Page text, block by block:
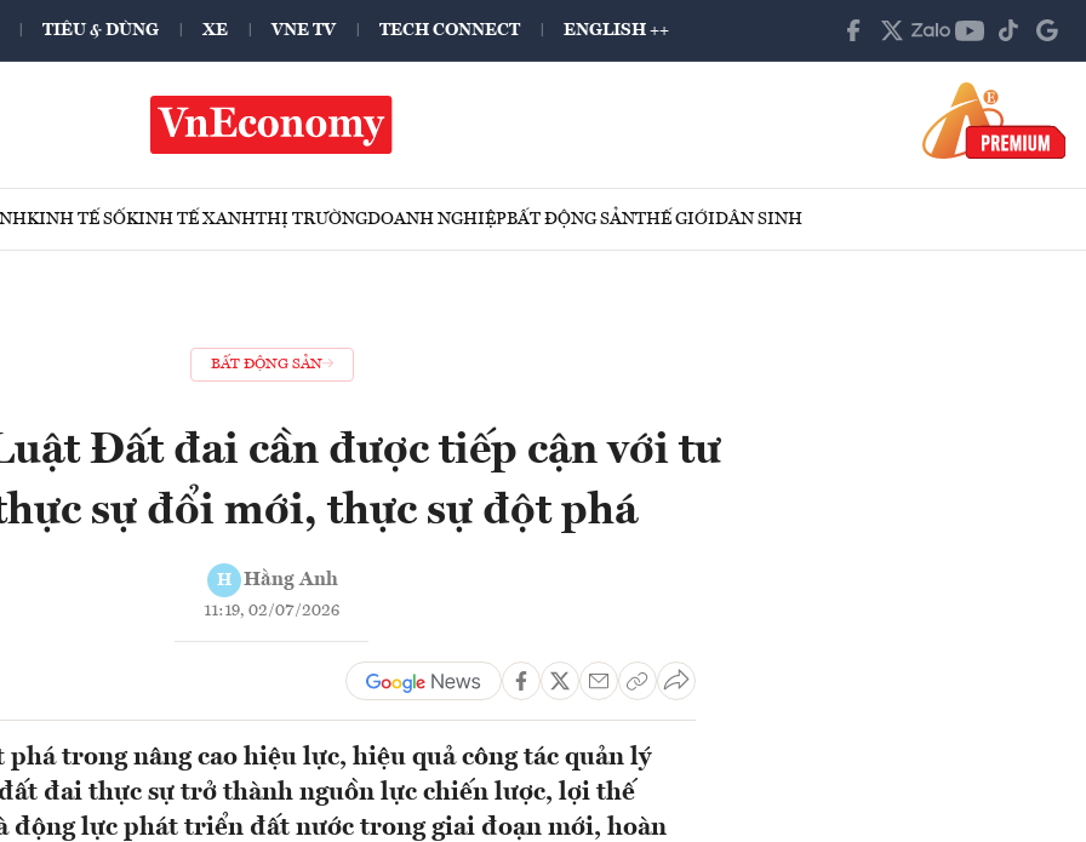
TIÊU & DÙNG XE VNE TV TECH CONNECT ENGLISH ++
KINH TẾ SỐKINH TẾ XANHTHỊ TRƯỜNGDOANH NGHIỆPBẤT ĐỘNG SẢNTHẾ GIỚIDÂN SINH
BẤT ĐỘNG SẢN
Đất đai cần được tiếp cận với tư
sự đổi mới, thực sự đột phá
H Hằng Anh
11:19, 02/07/2026
trong nâng cao hiệu lực, hiệu quả công tác quản lý
đai thực sự trở thành nguồn lực chiến lược, lợi thế
động lực phát triển đất nước trong giai đoạn mới, hoàn